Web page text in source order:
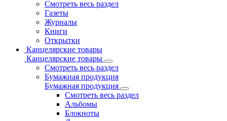
Смотреть весь раздел
Газеты
Журналы
Книги
Открытки
Канцелярские товары
Канцелярские товары
Смотреть весь раздел
Бумажная продукция
Бумажная продукция
Смотреть весь раздел
Альбомы
Блокноты